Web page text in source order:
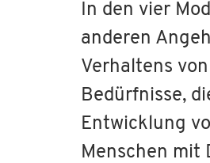
In den vier
anderen
Verhaltens
Bedürfnisse,
Entwicklung
Menschen mit